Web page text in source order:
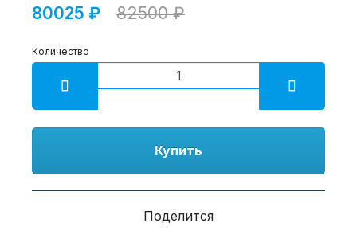
80025 ₽ 82500 ₽
Количество
Купить
Поделится